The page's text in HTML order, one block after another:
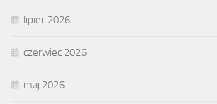
lipiec 2026
czerwiec 2026
maj 2026